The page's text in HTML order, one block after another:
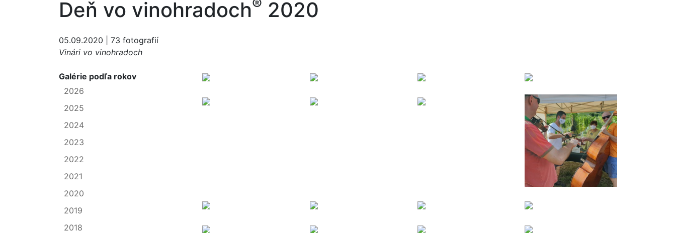
Deň vo vinohradoch® 2020
05.09.2020 | 73 fotografií
Vinári vo vinohradoch
Galérie podľa rokov
2026
2025
2024
2023
2022
2021
2020
2019
2018